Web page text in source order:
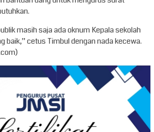
masih saja ada oknum Kepala sekolah
baik,” cetus Timbul dengan nada kecewa.